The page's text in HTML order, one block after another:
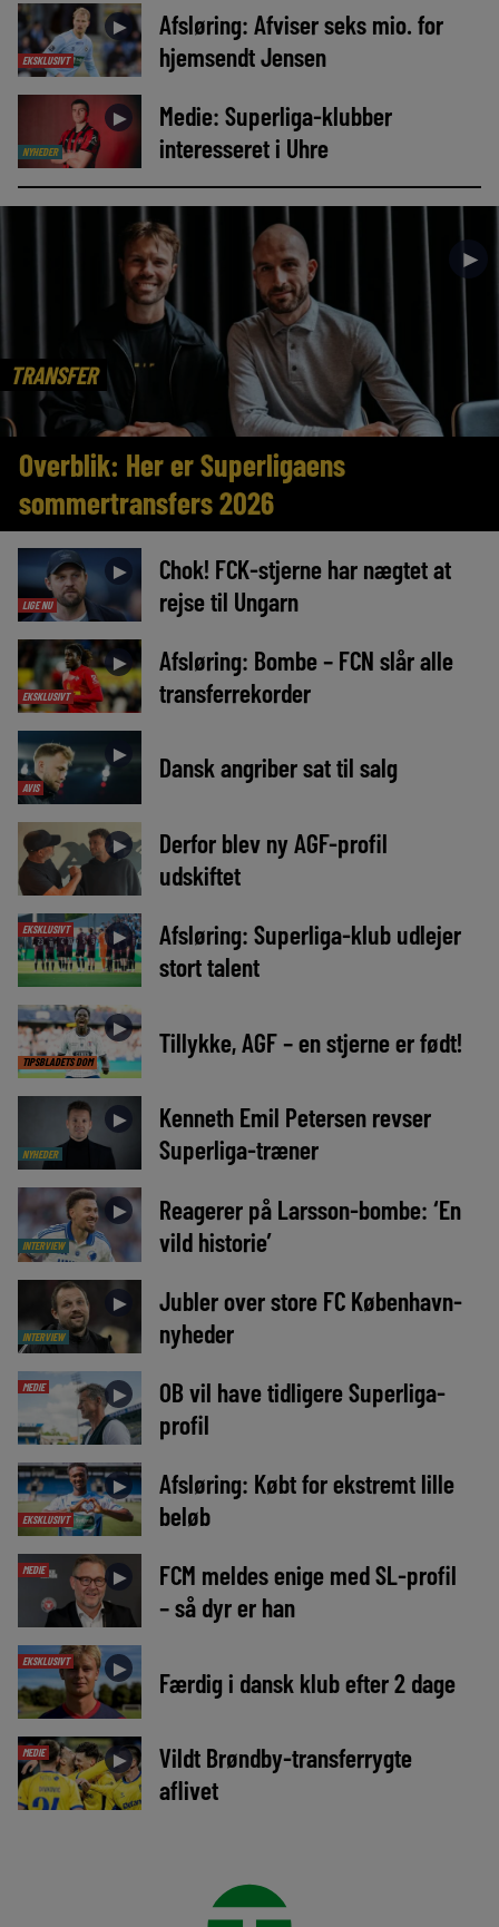
EKSKLUSIVT
►
Afsløring: Afviser seks mio. for
hjemsendt Jensen
NYHEDER
►
Medie: Superliga-klubber
interesseret i Uhre
TRANSFER
►
Overblik: Her er Superligaens
sommertransfers 2026
LIGE NU
►
Chok! FCK-stjerne har nægtet at
rejse til Ungarn
EKSKLUSIVT
►
Afsløring: Bombe – FCN slår alle
transferrekorder
AVIS
► Dansk angriber sat til salg
►
Derfor blev ny AGF-profil
udskiftet
EKSKLUSIVT ►
Afsløring: Superliga-klub udlejer
stort talent
TIPSBLADETS DOM
► Tillykke, AGF – en stjerne er født!
NYHEDER
►
Kenneth Emil Petersen revser
Superliga-træner
INTERVIEW
►
Reagerer på Larsson-bombe: ‘En
vild historie’
INTERVIEW
►
Jubler over store FC København-
nyheder
MEDIE ►
OB vil have tidligere Superliga-
profil
EKSKLUSIVT
►
Afsløring: Købt for ekstremt lille
beløb
MEDIE ►
FCM meldes enige med SL-profil
– så dyr er han
EKSKLUSIVT ► Færdig i dansk klub efter 2 dage
MEDIE ►
Vildt Brøndby-transferrygte
aflivet